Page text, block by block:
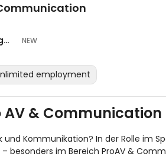
Hintermättlistrasse 3, 5506 Mägenwil und Homeoffice
NEW
employment
AV & Communication
Kommunikation? In der Rolle im
besonders im Bereich ProAV &